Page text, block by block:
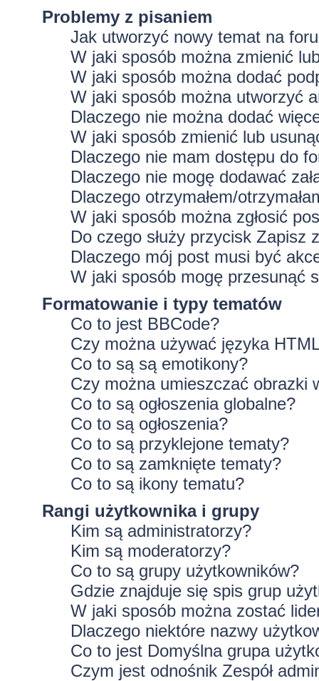
Problemy z pisaniem
Jak utworzyć nowy temat na
W jaki sposób można zmienić
W jaki sposób można dodać
W jaki sposób można utworzyć
Dlaczego nie można dodać
W jaki sposób zmienić lub
Dlaczego nie mam dostępu do
Dlaczego nie mogę dodawać
Dlaczego otrzymałem/
W jaki sposób można zgłosić
Do czego służy przycisk Zapisz
Dlaczego mój post musi być
W jaki sposób mogę przesunąć
Formatowanie i typy tematów
Co to jest BBCode?
Czy można używać języka
Co to są są emotikony?
Czy można umieszczać obrazki
Co to są ogłoszenia globalne?
Co to są ogłoszenia?
Co to są przyklejone tematy?
Co to są zamknięte tematy?
Co to są ikony tematu?
Rangi użytkownika i grupy
Kim są administratorzy?
Kim są moderatorzy?
Co to są grupy użytkowników?
Gdzie znajduje się spis grup
W jaki sposób można zostać
Dlaczego niektóre nazwy
Co to jest Domyślna grupa
Czym jest odnośnik Zespół